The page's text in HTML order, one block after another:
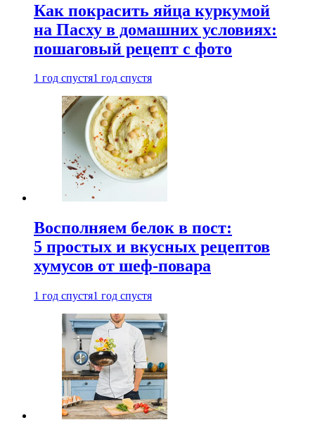
Как покрасить яйца куркумой
на Пасху в домашних условиях:
пошаговый рецепт с фото
1 год спустя1 год спустя
Восполняем белок в пост:
5 простых и вкусных рецептов
хумусов от шеф-повара
1 год спустя1 год спустя